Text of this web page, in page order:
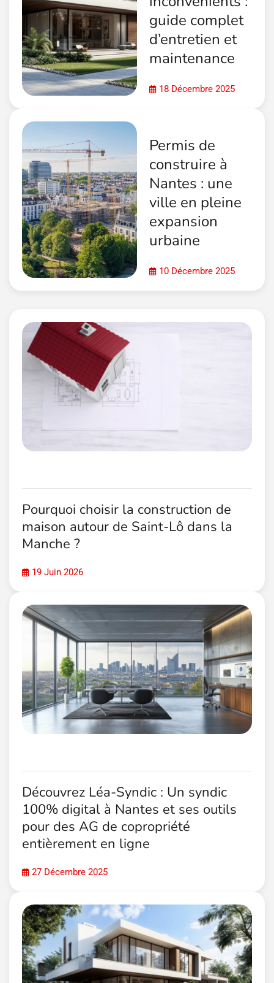
guide complet
d’entretien et
maintenance
18 Décembre 2025
Permis de
construire à
Nantes : une
ville en pleine
expansion
urbaine
10 Décembre 2025
Pourquoi choisir la construction de
maison autour de Saint-Lô dans la
Manche ?
19 Juin 2026
Découvrez Léa-Syndic : Un syndic
100% digital à Nantes et ses outils
pour des AG de copropriété
entièrement en ligne
27 Décembre 2025